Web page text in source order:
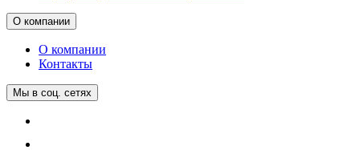
О компании
О компании
Контакты
Мы в соц. сетях